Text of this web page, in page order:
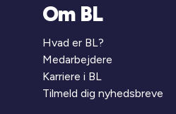
Om BL
Hvad er BL?
Medarbejdere
Karriere i BL
Tilmeld dig nyhedsbreve